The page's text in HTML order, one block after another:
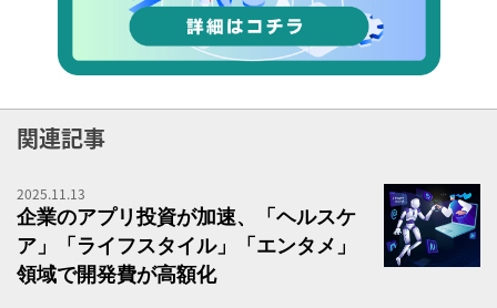
関連記事
2025.11.13
企業のアプリ投資が加速、「ヘルスケ
ア」「ライフスタイル」「エンタメ」
領域で開発費が高額化